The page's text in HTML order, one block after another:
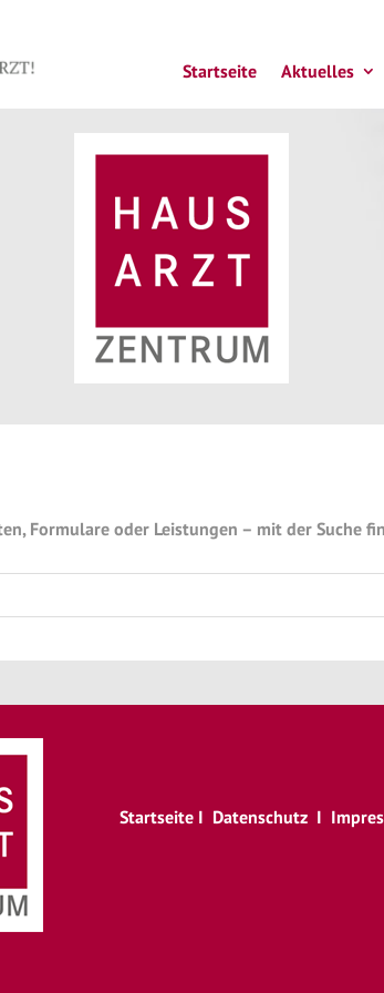
Startseite Aktuelles
Formulare oder Leistungen – mit der Suche
StartseiteI DatenschutzI